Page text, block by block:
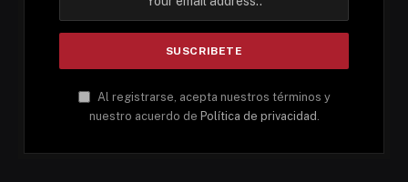
Al registrarse, acepta nuestros términos y
nuestro acuerdo de Política de privacidad